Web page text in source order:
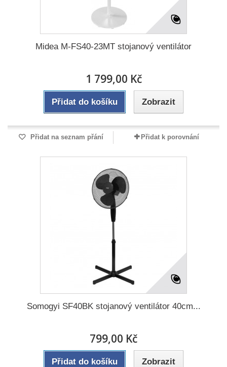
Midea M-FS40-23MT stojanový ventilátor
1 799,00 Kč
Přidat do košíku Zobrazit
Přidat na seznam přání Přidat k porovnání
Somogyi SF40BK stojanový ventilátor 40cm...
799,00 Kč
Přidat do košíku Zobrazit